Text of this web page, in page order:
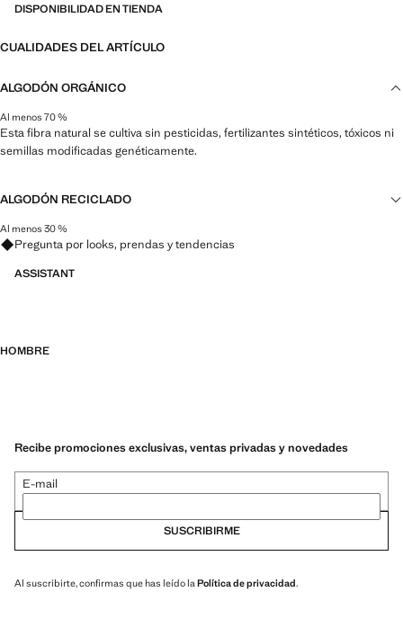
DISPONIBILIDAD EN TIENDA
CUALIDADES DEL ARTÍCULO
ALGODÓN ORGÁNICO
Al menos 70 %
Esta fibra natural se cultiva sin pesticidas, fertilizantes sintéticos, tóxicos ni
semillas modificadas genéticamente.
ALGODÓN RECICLADO
Al menos 30 %
Esta fibra se obtiene a partir de restos textiles pre y post consumo que se
Pregunta por looks, prendas y tendencias
ASSISTANT
HOMBRE
Recibe promociones exclusivas, ventas privadas y novedades
E-mail
SUSCRIBIRME
Al suscribirte, confirmas que has leído laPolítica de privacidad.